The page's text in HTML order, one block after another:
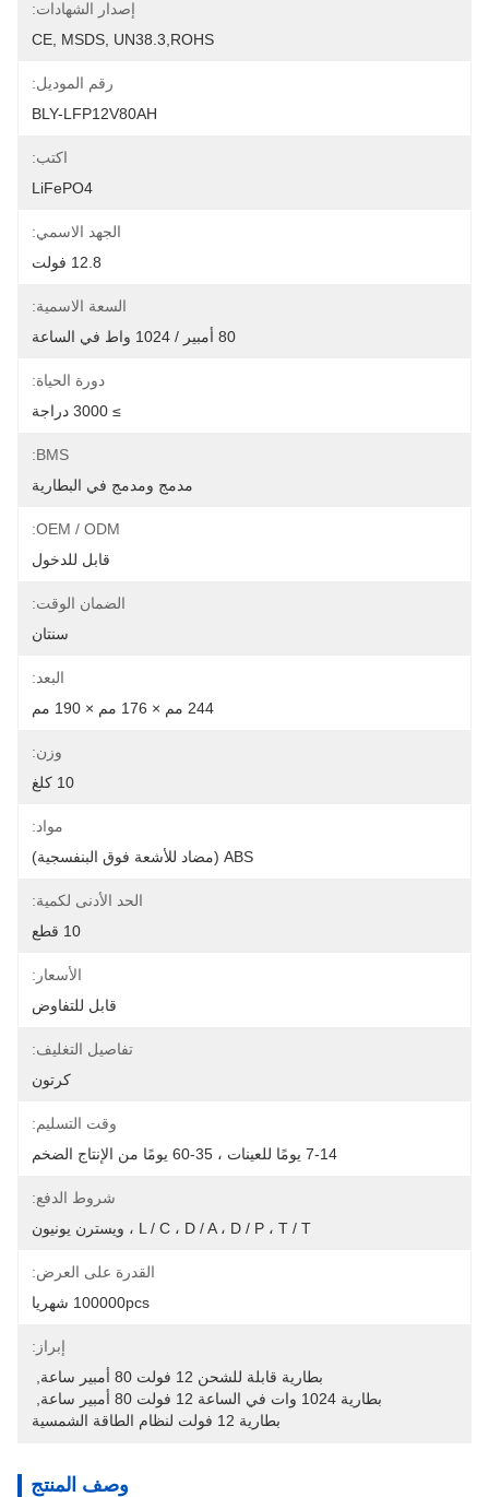
إصدار الشهادات:
CE, MSDS, UN38.3,ROHS
رقم الموديل:
BLY-LFP12V80AH
اكتب:
LiFePO4
الجهد الاسمي:
12.8 فولت
السعة الاسمية:
80 أمبير / 1024 واط في الساعة
دورة الحياة:
≥ 3000 دراجة
BMS:
مدمج ومدمج في البطارية
OEM / ODM:
قابل للدخول
الضمان الوقت:
سنتان
البعد:
244 مم × 176 مم × 190 مم
وزن:
10 كلغ
مواد:
ABS (مضاد للأشعة فوق البنفسجية)
الحد الأدنى لكمية:
10 قطع
الأسعار:
قابل للتفاوض
تفاصيل التغليف:
كرتون
وقت التسليم:
7-14 يومًا للعينات ، 35-60 يومًا من الإنتاج الضخم
شروط الدفع:
L / C ، D / A ، D / P ، T / T ، ويسترن يونيون
القدرة على العرض:
100000pcs شهريا
إبراز:
بطارية قابلة للشحن 12 فولت 80 أمبير ساعة
بطارية 1024 وات في الساعة 12 فولت 80 أمبير ساعة
بطارية 12 فولت لنظام الطاقة الشمسية
وصف المنتج